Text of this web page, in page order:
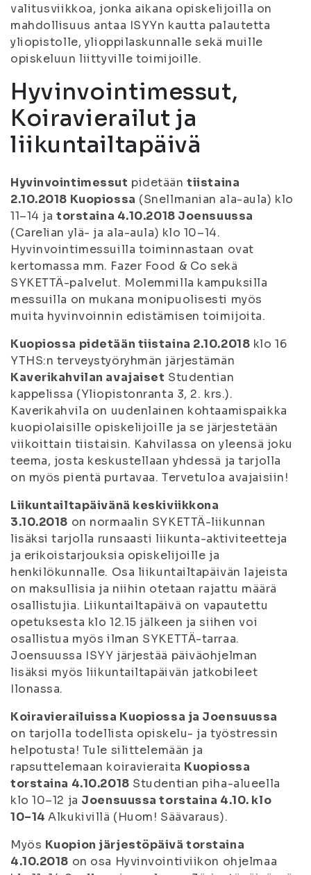
valitusviikkoa, jonka aikana opiskelijoilla on
mahdollisuus antaa ISYYn kautta palautetta
yliopistolle, ylioppilaskunnalle sekä muille
opiskeluun liittyville toimijoille.
Hyvinvointimessut,
Koiravierailut ja
liikuntailtapäivä
Hyvinvointimessut pidetääntiistaina
2.10.2018 Kuopiossa (Snellmanian ala-aula) klo
11–14 jatorstaina 4.10.2018 Joensuussa
(Carelian ylä- ja ala-aula) klo 10–14.
Hyvinvointimessuilla toiminnastaan ovat
kertomassa mm. Fazer Food & Co sekä
SYKETTÄ-palvelut. Molemmilla kampuksilla
messuilla on mukana monipuolisesti myös
muita hyvinvoinnin edistämisen toimijoita.
Kuopiossa pidetään tiistaina 2.10.2018 klo 16
YTHS:n terveystyöryhmän järjestämän
Kaverikahvilan avajaiset Studentian
kappelissa (Yliopistonranta 3, 2. krs.).
Kaverikahvila on uudenlainen kohtaamispaikka
kuopiolaisille opiskelijoille ja se järjestetään
viikoittain tiistaisin. Kahvilassa on yleensä joku
teema, josta keskustellaan yhdessä ja tarjolla
on myös pientä purtavaa. Tervetuloa avajaisiin!
Liikuntailtapäivänä keskiviikkona
3.10.2018 on normaalin SYKETTÄ-liikunnan
lisäksi tarjolla runsaasti liikunta-aktiviteetteja
ja erikoistarjouksia opiskelijoille ja
henkilökunnalle. Osa liikuntailtapäivän lajeista
on maksullisia ja niihin otetaan rajattu määrä
osallistujia. Liikuntailtapäivä on vapautettu
opetuksesta klo 12.15 jälkeen ja siihen voi
osallistua myös ilman SYKETTÄ-tarraa.
Joensuussa ISYY järjestää päiväohjelman
lisäksi myös liikuntailtapäivän jatkobileet
Ilonassa.
Koiravierailuissa Kuopiossa ja Joensuussa
on tarjolla todellista opiskelu- ja työstressin
helpotusta! Tule silittelemään ja
rapsuttelemaan koiravieraita Kuopiossa
torstaina 4.10.2018 Studentian piha-alueella
klo 10–12 ja Joensuussa torstaina 4.10. klo
10–14Alkukivillä (Huom! Säävaraus).
Myös Kuopion järjestöpäivä torstaina
4.10.2018 on osa Hyvinvointiviikon ohjelmaa